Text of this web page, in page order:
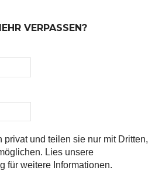
VERPASSEN?
privat und teilen sie nur mit Dritten,
Lies unsere
für weitere Informationen.